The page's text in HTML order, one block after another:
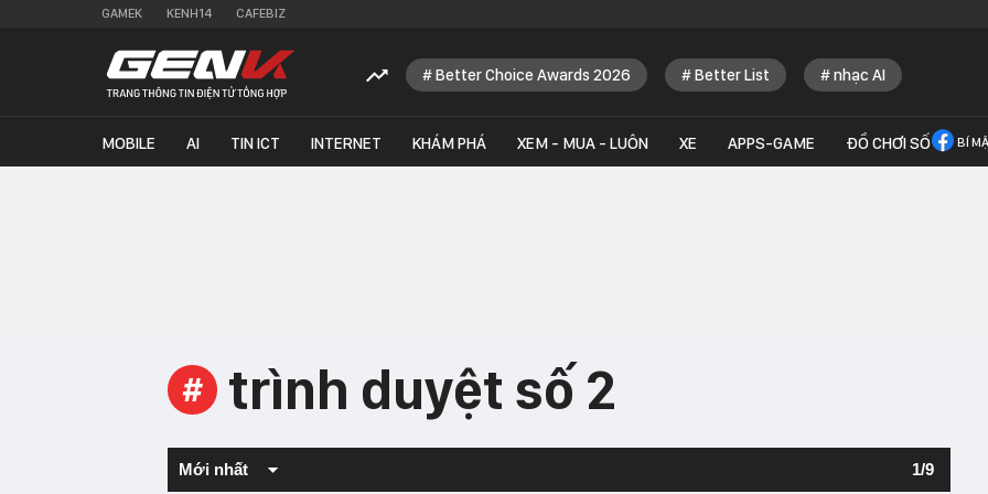
GAMEK KENH14 CAFEBIZ
Better Choice Awards 2026 Better List nhạc AI
MOBILE AI TIN ICT INTERNET KHÁM PHÁ XEM - MUA - LUÔN XE APPS-GAME ĐỒ CHƠI SỐ BÍ
# trình duyệt số 2
Mới nhất 1/9